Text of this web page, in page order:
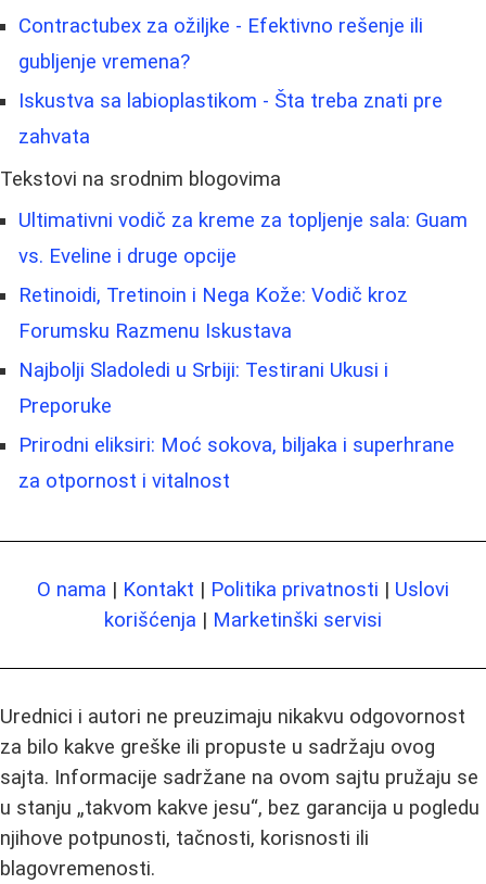
Contractubex za ožiljke - Efektivno rešenje ili
gubljenje vremena?
Iskustva sa labioplastikom - Šta treba znati pre
zahvata
Tekstovi na srodnim blogovima
Ultimativni vodič za kreme za topljenje sala: Guam
vs. Eveline i druge opcije
Retinoidi, Tretinoin i Nega Kože: Vodič kroz
Forumsku Razmenu Iskustava
Najbolji Sladoledi u Srbiji: Testirani Ukusi i
Preporuke
Prirodni eliksiri: Moć sokova, biljaka i superhrane
za otpornost i vitalnost
O nama | Kontakt | Politika privatnosti | Uslovi
korišćenja | Marketinški servisi
Urednici i autori ne preuzimaju nikakvu odgovornost
za bilo kakve greške ili propuste u sadržaju ovog
sajta. Informacije sadržane na ovom sajtu pružaju se
u stanju „takvom kakve jesu“, bez garancija u pogledu
njihove potpunosti, tačnosti, korisnosti ili
blagovremenosti.